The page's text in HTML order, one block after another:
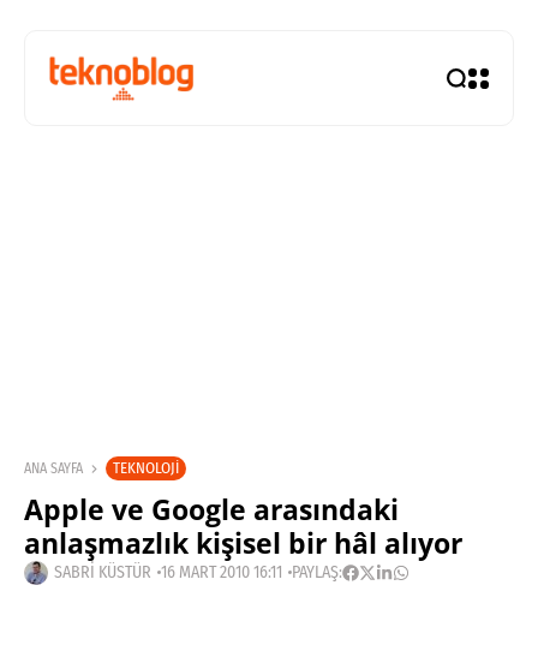
ANA SAYFA TEKNOLOJI
Apple ve Google arasındaki
anlaşmazlık kişisel bir hâl alıyor
SABRI KÜSTÜR 16 MART 2010 16:11 PAYLAŞ: